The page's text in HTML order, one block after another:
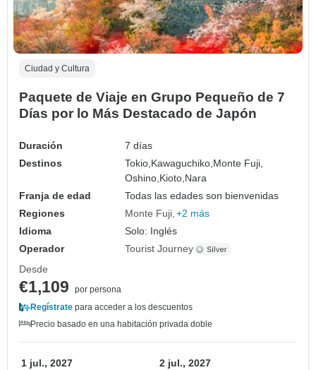
Ciudad y Cultura
Paquete de Viaje en Grupo Pequeño de 7
Días por lo Más Destacado de Japón
Duración
7 días
Destinos
Tokio, Kawaguchiko, Monte Fuji,
Oshino, Kioto, Nara
Franja de edad
Todas las edades son bienvenidas
Regiones
Monte Fuji +2 más
Idioma
Solo: Inglés
Operador
Tourist Journey
Desde
€1,109
por persona
Regístrate para acceder a los descuentos
Precio basado en una habitación privada doble
1 jul., 2027 2 jul., 2027